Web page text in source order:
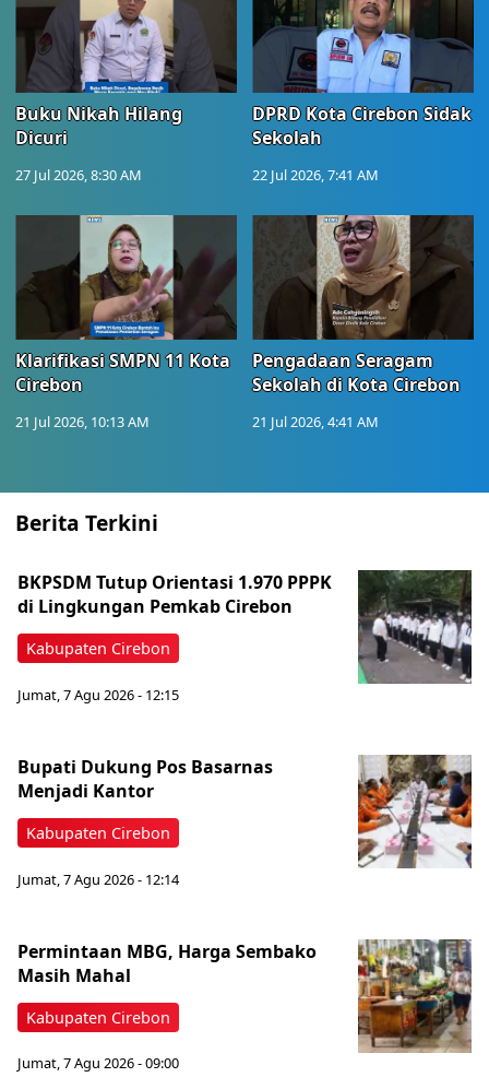
Buku Nikah Hilang
Dicuri
27 Jul 2026, 8:30 AM
DPRD Kota Cirebon Sidak
Sekolah
22 Jul 2026, 7:41 AM
Klarifikasi SMPN 11 Kota
Cirebon
21 Jul 2026, 10:13 AM
Pengadaan Seragam
Sekolah di Kota Cirebon
21 Jul 2026, 4:41 AM
Berita Terkini
Kabupaten Cirebon
BKPSDM Tutup Orientasi 1.970 PPPK
di Lingkungan Pemkab Cirebon
Jumat, 7 Agu 2026 - 12:15
Kabupaten Cirebon
Bupati Dukung Pos Basarnas
Menjadi Kantor
Jumat, 7 Agu 2026 - 12:14
Kabupaten Cirebon
Permintaan MBG, Harga Sembako
Masih Mahal
Jumat, 7 Agu 2026 - 09:00